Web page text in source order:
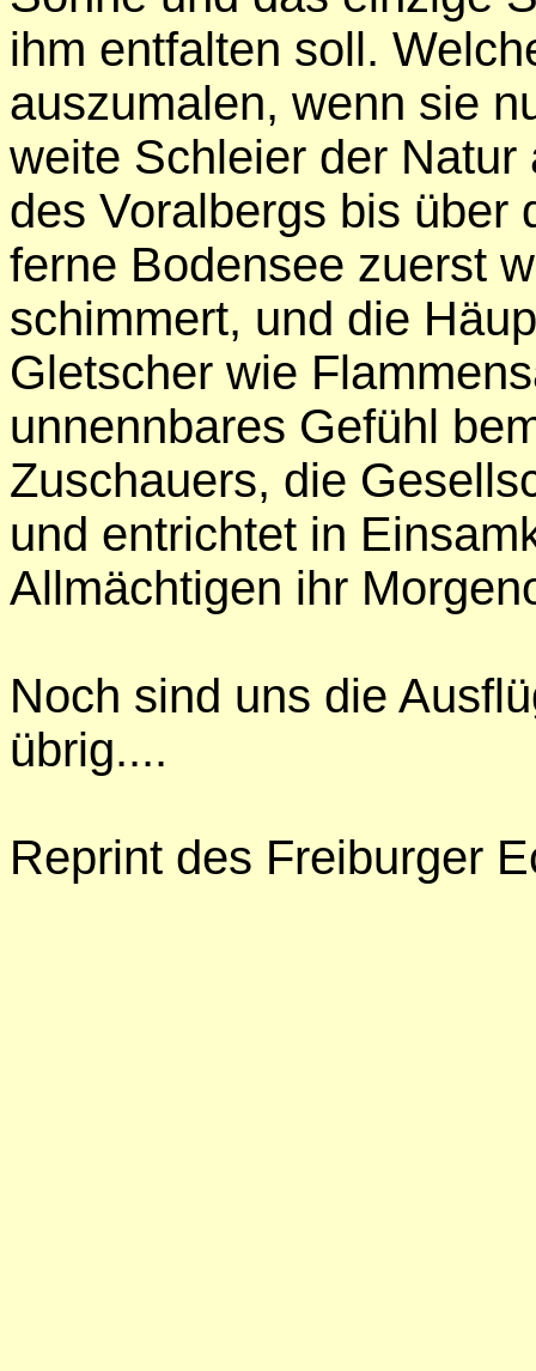
ihm entfalten soll.
auszumalen, wenn sie
weite Schleier der
des Voralbergs bis über
ferne Bodensee zuerst
schimmert, und die
Gletscher wie
unnennbares Gefühl
Zuschauers, die
und entrichtet in
Allmächtigen ihr
Noch sind uns die
übrig....
Reprint des Freiburger